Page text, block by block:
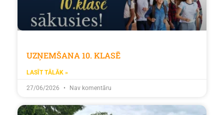
UZŅEMŠANA 10. KLASĒ
LASĪT TĀLĀK »
27/06/2026 Nav komentāru